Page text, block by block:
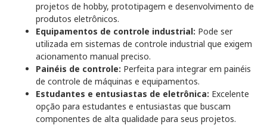
projetos de hobby, prototipagem e desenvolvimento de
produtos eletrônicos.
Equipamentos de controle industrial: Pode ser
utilizada em sistemas de controle industrial que exigem
acionamento manual preciso.
Painéis de controle: Perfeita para integrar em painéis
de controle de máquinas e equipamentos.
Estudantes e entusiastas de eletrônica: Excelente
opção para estudantes e entusiastas que buscam
componentes de alta qualidade para seus projetos.